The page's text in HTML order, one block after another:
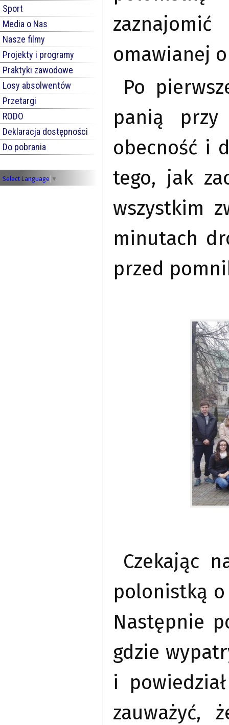
Sport
Media o Nas
Nasze filmy
Projekty i programy
Praktyki zawodowe
Losy absolwentów
Przetargi
RODO
Deklaracja dostępności
Do pobrania
Select Language ▼
omawianej
Po
panią przy
obecność i
tego, jak
wszystkim
minutach
przed
Czekając
polonistką o
Następnie
gdzie
i
zauważyć,